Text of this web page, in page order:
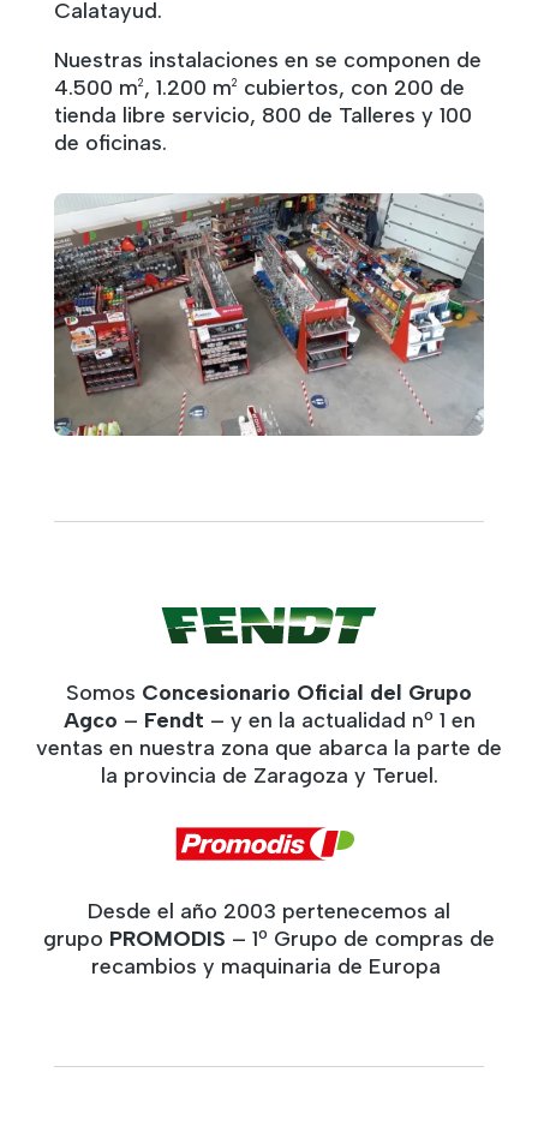
Calatayud.
Nuestras instalaciones en se componen de
4.500 m2, 1.200 m2
cubiertos, con 200 de
tienda libre servicio, 800 de Talleres y 100
de oficinas.
Somos Concesionario Oficial del Grupo
Agco – Fendt – y en la actualidad nº 1 en
ventas en nuestra zona que abarca la parte de
la provincia de Zaragoza y Teruel.
Desde el año 2003 pertenecemos al
grupo PROMODIS – 1º Grupo de compras de
recambios y maquinaria de Europa